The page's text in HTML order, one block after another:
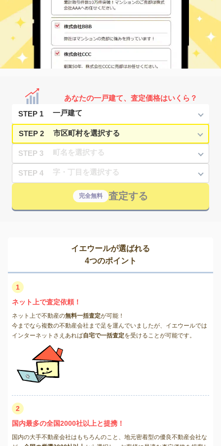
あなたの一戸建て、査定価格はいくら？
STEP 1
STEP 2
STEP 3
STEP 4
完全無料 査定する
イエウールが選ばれる
4つのポイント
1
ネット上で査定依頼！
ネット上で不動産の無料一括査定が可能！
今までなら複数の不動産会社まで足を運んでいましたが、イエウールでは
インターネットさえあれば自宅で一括査定を受けることが可能です。
2
国内最多の全国2000社以上と提携！
国内の大手不動産会社はもちろんのこと、地元密着型の優良不動産会社な